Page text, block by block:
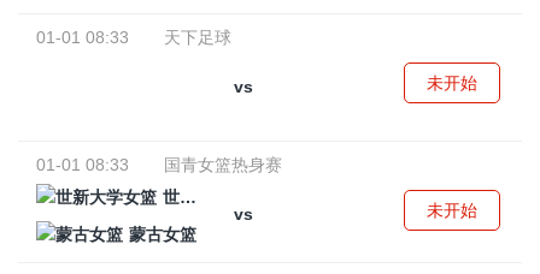
01-01 08:33 天下足球
vs 未开始
01-01 08:33
国青女篮热身赛
世新大学女篮
vs
蒙古女篮
未开始